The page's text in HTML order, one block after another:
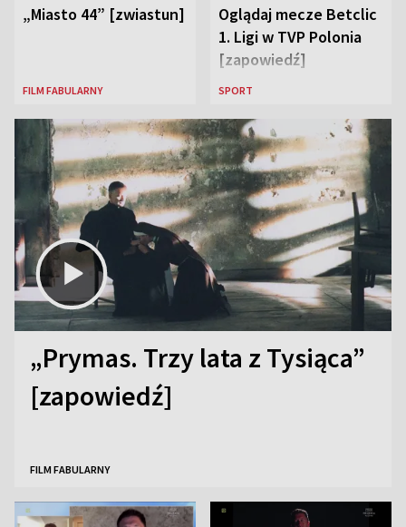
„Miasto 44” [zwiastun]
FILM FABULARNY
Oglądaj mecze Betclic
1. Ligi w TVP Polonia
[zapowiedź]
SPORT
„Prymas. Trzy lata z Tysiąca”
[zapowiedź]
FILM FABULARNY